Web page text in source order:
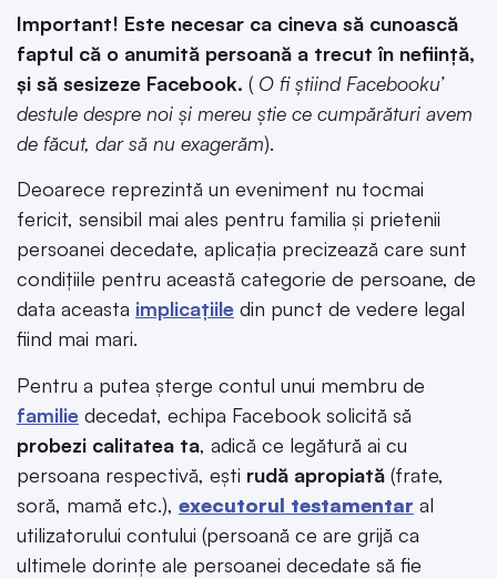
Important! Este necesar ca cineva să cunoască
faptul că o anumită persoană a trecut în neființă,
și să sesizeze Facebook. ( O fi știind Facebooku’
destule despre noi și mereu știe ce cumpărături avem
de făcut, dar să nu exagerăm).
Deoarece reprezintă un eveniment nu tocmai
fericit, sensibil mai ales pentru familia și prietenii
persoanei decedate, aplicația precizează care sunt
condițiile pentru această categorie de persoane, de
data aceasta implicațiile din punct de vedere legal
fiind mai mari.
Pentru a putea șterge contul unui membru de
familie decedat, echipa Facebook solicită să
probezi calitatea ta, adică ce legătură ai cu
persoana respectivă, ești rudă apropiată (frate,
soră, mamă etc.), executorul testamentar al
utilizatorului contului (persoană ce are grijă ca
ultimele dorințe ale persoanei decedate să fie